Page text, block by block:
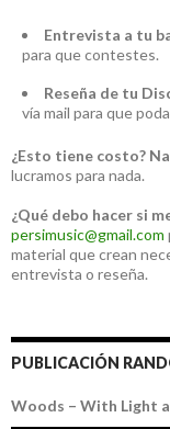
Entrevista a tu
para que contestes.
Reseña de tu
vía mail para que
¿Esto tiene costo?
lucramos para nada.
¿Qué debo hacer si
persimusic@gmail.com
material que crean
entrevista o reseña.
PUBLICACIÓN
Woods – With Light